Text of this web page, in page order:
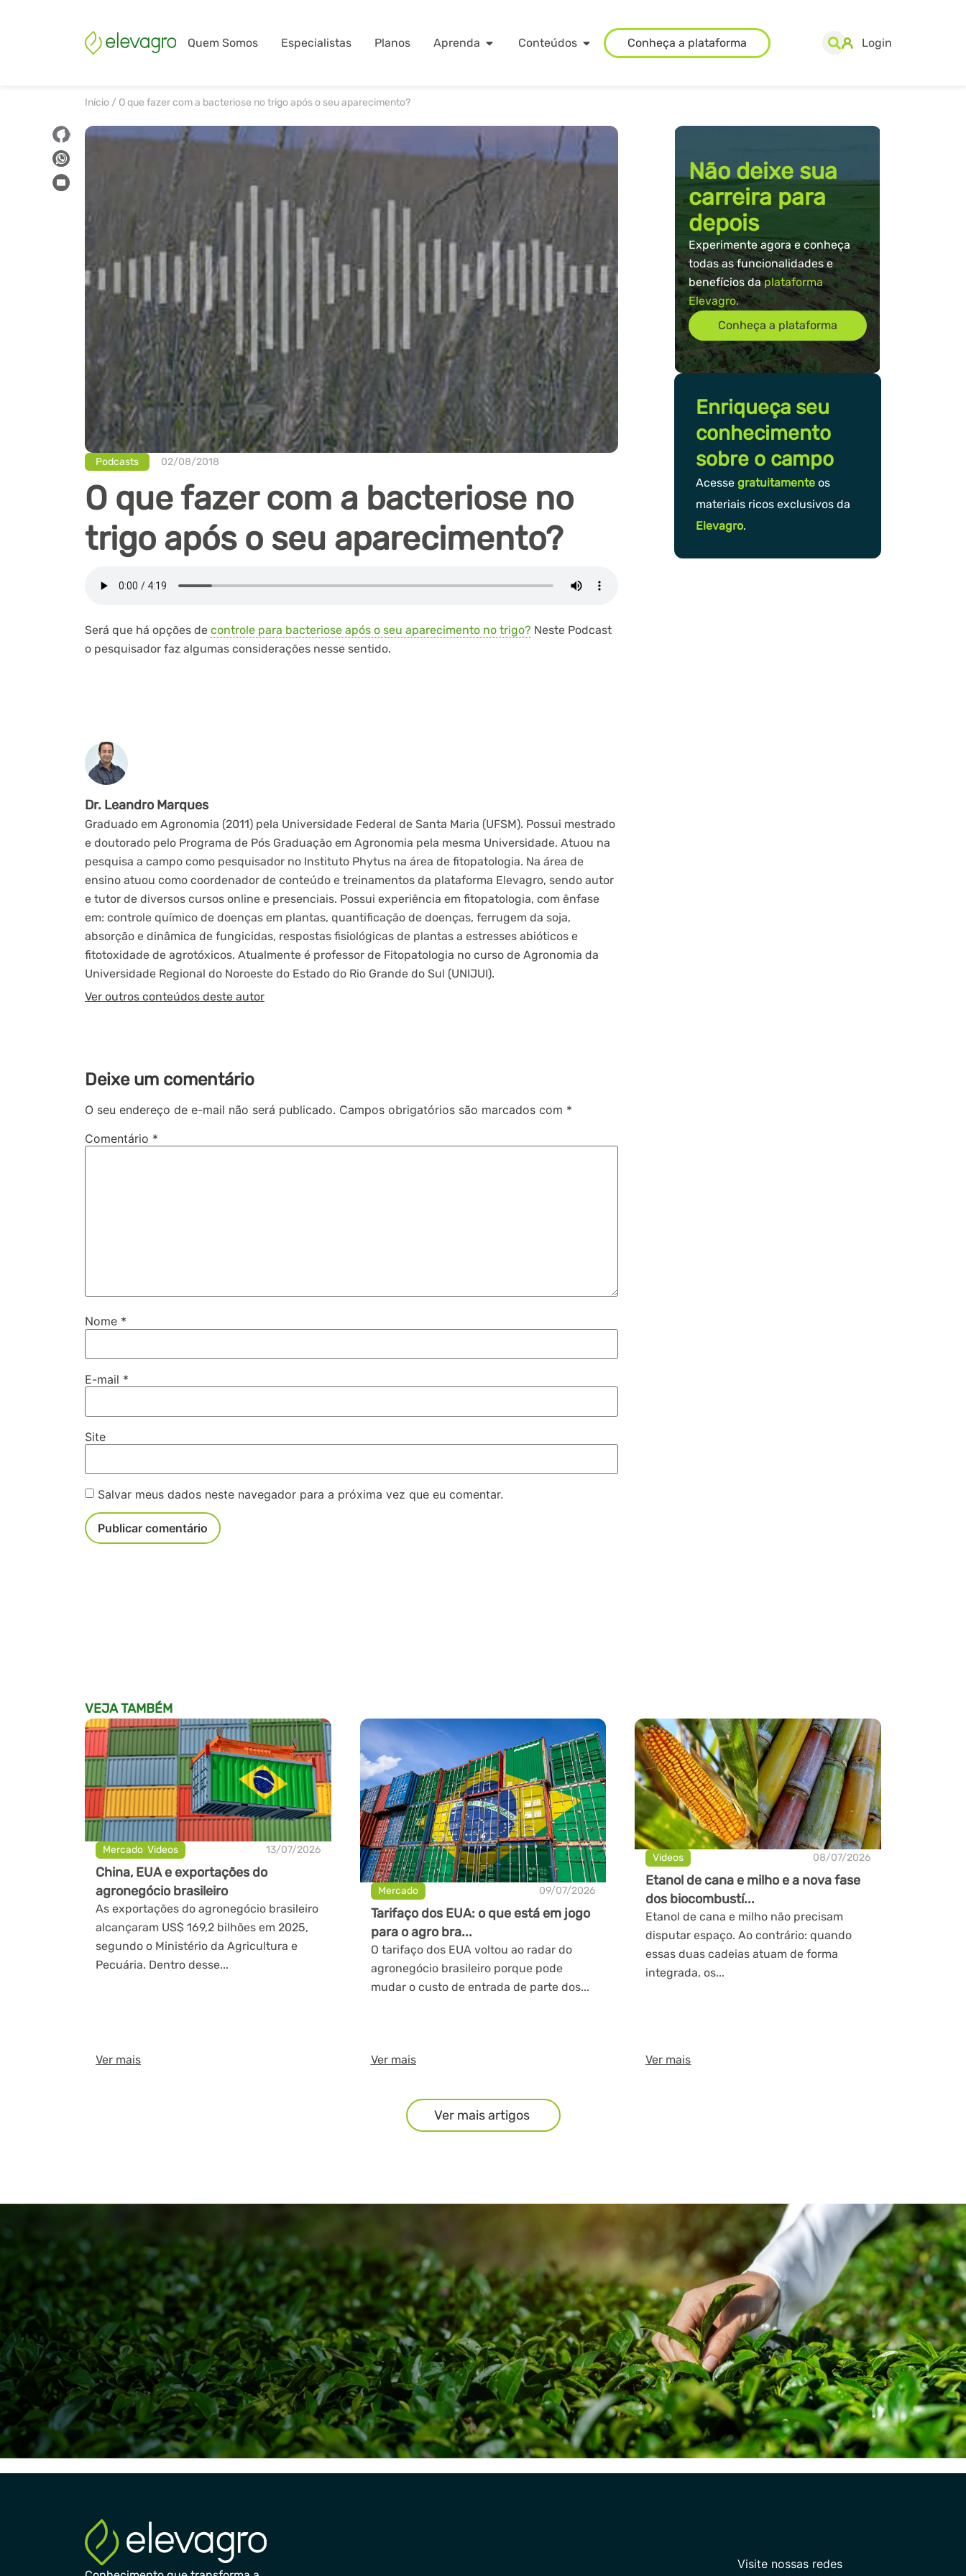
Quem Somos Especialistas Planos Aprenda Conteúdos Conheça a plataforma Login
Início / O que fazer com a bacteriose no trigo após o seu aparecimento?
Podcasts 02/08/2018
O que fazer com a bacteriose no
trigo após o seu aparecimento?
Será que há opções de controle para bacteriose após o seu aparecimento no trigo? Neste Podcast
o pesquisador faz algumas considerações nesse sentido.
Dr. Leandro Marques
Graduado em Agronomia (2011) pela Universidade Federal de Santa Maria (UFSM). Possui mestrado
e doutorado pelo Programa de Pós Graduação em Agronomia pela mesma Universidade. Atuou na
pesquisa a campo como pesquisador no Instituto Phytus na área de fitopatologia. Na área de
ensino atuou como coordenador de conteúdo e treinamentos da plataforma Elevagro, sendo autor
e tutor de diversos cursos online e presenciais. Possui experiência em fitopatologia, com ênfase
em: controle químico de doenças em plantas, quantificação de doenças, ferrugem da soja,
absorção e dinâmica de fungicidas, respostas fisiológicas de plantas a estresses abióticos e
fitotoxidade de agrotóxicos. Atualmente é professor de Fitopatologia no curso de Agronomia da
Universidade Regional do Noroeste do Estado do Rio Grande do Sul (UNIJUI).
Ver outros conteúdos deste autor
Deixe um comentário
O seu endereço de e-mail não será publicado. Campos obrigatórios são marcados com *
Comentário *
Nome *
E-mail *
Site
Salvar meus dados neste navegador para a próxima vez que eu comentar.
Não deixe sua
carreira para
depois
Experimente agora e conheça
todas as funcionalidades e
benefícios daplataforma
Elevagro.
Conheça a plataforma
Enriqueça seu
conhecimento
sobre o campo
Acesse gratuitamenteos
materiais ricos exclusivos da
Elevagro.
VEJA TAMBÉM
Mercado,Videos 13/07/2026
China, EUA e exportações do
agronegócio brasileiro
As exportações do agronegócio brasileiro
alcançaram US$ 169,2 bilhões em 2025,
segundo o Ministério da Agricultura e
Pecuária. Dentro desse...
Ver mais
Mercado 09/07/2026
Tarifaço dos EUA: o que está em jogo
para o agro bra...
O tarifaço dos EUA voltou ao radar do
agronegócio brasileiro porque pode
mudar o custo de entrada de parte dos...
Ver mais
Videos 08/07/2026
Etanol de cana e milho e a nova fase
dos biocombustí...
Etanol de cana e milho não precisam
disputar espaço. Ao contrário: quando
essas duas cadeias atuam de forma
integrada, os...
Ver mais
Ver mais artigos